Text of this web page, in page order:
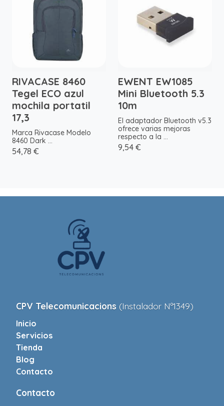
RIVACASE 8460
Tegel ECO azul
mochila portatil
17,3
Marca Rivacase Modelo
8460 Dark ...
54,78 €
EWENT EW1085
Mini Bluetooth 5.3
10m
El adaptador Bluetooth v5.3
ofrece varias mejoras
respecto a la ...
9,54 €
CPV Telecomunicacions (Instalador Nº1349)
Inicio
Servicios
Tienda
Blog
Contacto
Contacto